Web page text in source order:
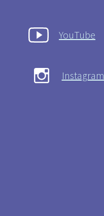
YouTube
Instagram